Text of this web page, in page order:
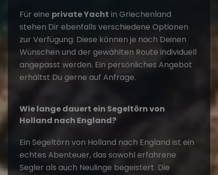
Für eine private Yacht in Griechenland
stehen Dir ebenfalls verschiedene Optionen
zur Verfügung. Diese können je nach Deinen
Wünschen und der gewählten Route individuell
angepasst werden. Ein persönliches Angebot
erhältst Du gerne auf Anfrage.
Wie lange dauert ein Segeltörn von
Holland nach England?
Ein Segeltörn von Holland nach England ist ein
echtes Abenteuer, das sowohl erfahrene
Segler als auch Neulinge begeistert. Die